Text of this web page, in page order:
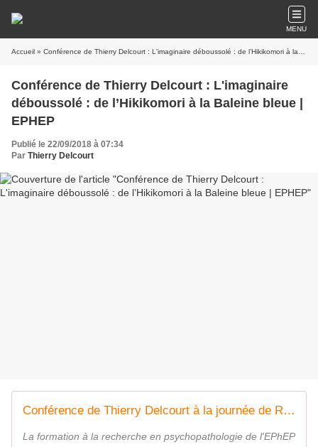
MENU
Accueil » Conférence de Thierry Delcourt : L'imaginaire déboussolé : de l’Hikikomori à la Baleine bleue | EPHEP
Conférence de Thierry Delcourt : L'imaginaire
déboussolé : de l’Hikikomori à la Baleine bleue |
EPHEP
Publié le 22/09/2018 à 07:34
Par Thierry Delcourt
Conférence de Thierry Delcourt à la journée de Reims : L'imaginaire déboussolé : de l'Hikikomori à la Baleine bleue
La formation à la recherche en psychopathologie de l'EPhEP